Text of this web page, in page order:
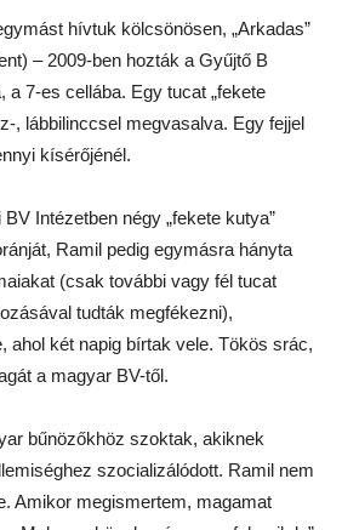
hívtuk kölcsönösen, „Arkadas”
– 2009-ben hozták a Gyűjtő B
a 7-es cellába. Egy tucat „fekete
, lábbilinccsel megvasalva. Egy fejjel
kísérőjénél.
Intézetben négy „fekete kutya”
Ramil pedig egymásra hányta
(csak további vagy fél tucat
tudták megfékezni),
ahol két napig bírtak vele. Tökös srác,
a magyar BV-től.
bűnözőkhöz szoktak, akiknek
szocializálódott. Ramil nem
Amikor megismertem, magamat